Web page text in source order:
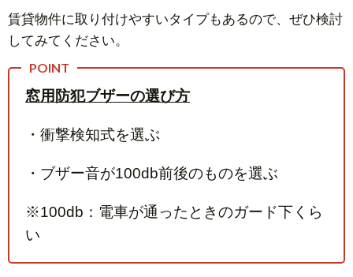
賃貸物件に取り付けやすいタイプもあるので、ぜひ検討
してみてください。
窓用防犯ブザーの選び方
・衝撃検知式を選ぶ
・ブザー音が100db前後のものを選ぶ
※100db：電車が通ったときのガード下くら
い